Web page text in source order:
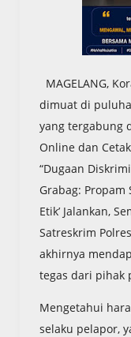
MAGELANG,
dimuat di
yang tergabung
Online dan
“Dugaan
Grabag: Propam
Etik’ Jalankan,
Satreskrim
akhirnya
tegas dari pihak
Mengetahui
selaku pelapor,